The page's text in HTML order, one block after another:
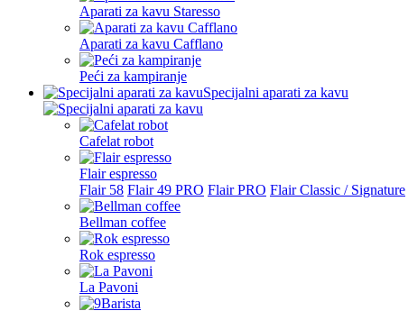
Aparati za kavu Staresso
Aparati za kavu Cafflano
Peći za kampiranje
Specijalni aparati za kavu
Cafelat robot
Flair espresso
Flair 58 Flair 49 PRO Flair PRO Flair Classic / Signature
Bellman coffee
Rok espresso
La Pavoni